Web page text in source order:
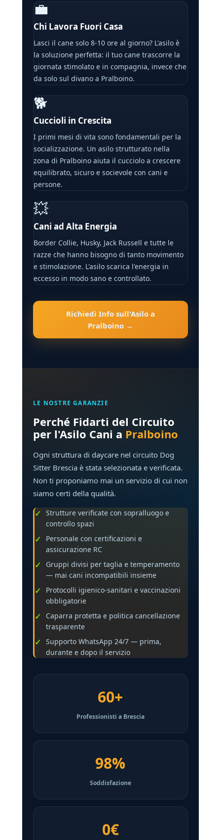
💼
Chi Lavora Fuori Casa
Lasci il cane solo 8-10 ore al giorno? L'asilo è
la soluzione perfetta: il tuo cane trascorre la
giornata stimolato e in compagnia, invece che
da solo sul divano a Pralboino.
🐕
Cuccioli in Crescita
I primi mesi di vita sono fondamentali per la
socializzazione. Un asilo strutturato nella
zona di Pralboino aiuta il cucciolo a crescere
equilibrato, sicuro e socievole con cani e
persone.
💥
Cani ad Alta Energia
Border Collie, Husky, Jack Russell e tutte le
razze che hanno bisogno di tanto movimento
e stimolazione. L'asilo scarica l'energia in
eccesso in modo sano e controllato.
Richiedi Info sull'Asilo a
Pralboino →
LE NOSTRE GARANZIE
Perché Fidarti del Circuito
per l'Asilo Cani a Pralboino
Ogni struttura di daycare nel circuito Dog
Sitter Brescia è stata selezionata e verificata.
Non ti proponiamo mai un servizio di cui non
siamo certi della qualità.
Strutture verificate con sopralluogo e
controllo spazi
Personale con certificazioni e
assicurazione RC
Gruppi divisi per taglia e temperamento
— mai cani incompatibili insieme
Protocolli igienico-sanitari e vaccinazioni
obbligatorie
Caparra protetta e politica cancellazione
trasparente
Supporto WhatsApp 24/7 — prima,
durante e dopo il servizio
60+
Professionisti a Brescia
98%
Soddisfazione
0€